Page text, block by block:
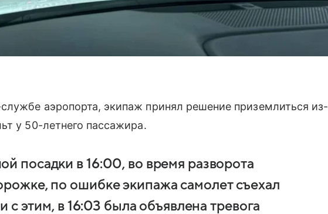
аэропорта, экипаж принял решение приземлиться из-
у 50-летнего пассажира.
посадки в 16:00, во время разворота
по ошибке экипажа самолет съехал
с этим, в 16:03 была объявлена тревога